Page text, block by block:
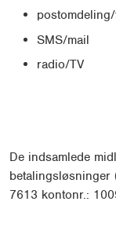
SMS/mail
radio/TV
De indsamlede
betalingsløsninger
7613 kontonr.: